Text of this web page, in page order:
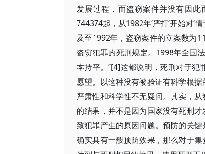
发展过程，而盗窃案件并没有因此
744374起，从1982年‘严打’开始对‘
及至1992年，盗窃案件的立案数为
盗窃犯罪的死刑规定。1998年全国
本持平。”[4]这都说明，死刑对于
愿望。以这种没有被验证有科学根
严肃性和科学性不无疑问。其实，
的结果，并不是因为国家没有死刑
致犯罪产生的原因问题。预防的关
确实具有一般预防效果，那么对于